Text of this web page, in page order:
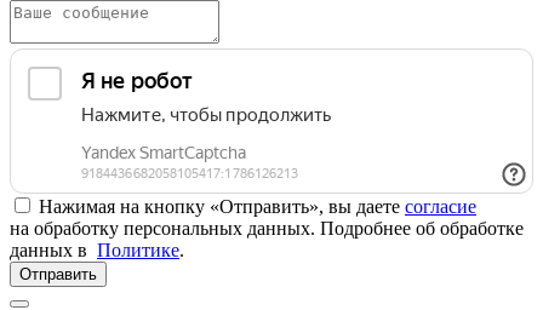
Нажимая на кнопку «Отправить», вы даете согласие
на обработку персональных данных. Подробнее об обработке
данных в Политике.
Отправить